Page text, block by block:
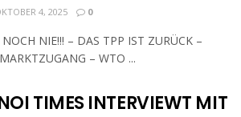
4, 2025 0
NIE!!! – DAS TPP IST ZURÜCK –
– WTO ...
TIMES INTERVIEWT MIT